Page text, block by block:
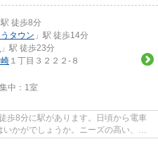
駅 徒歩8分
タウン 」駅 徒歩14分
」駅 徒歩23分
１丁目３２２２-８
中： 1室
歩8分に駅があります。日頃から電車
かがでしょうか。ニーズの高い、令